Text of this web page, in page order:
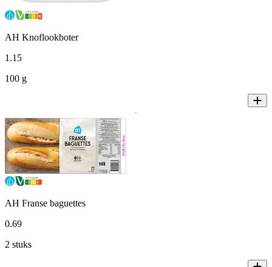
AH Knoflookboter
1 .15
100 g
AH Franse baguettes
0.69
2 stuks